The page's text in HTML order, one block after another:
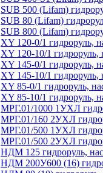
SUB 500 (Lifam)
SUB 80 (Lifam)
SUB 800 (Lifam)
XY 120-0/1 гидроруль,
XY 120-10/1 гидроруль,
XY 145-0/1 гидроруль,
XY 145-10/1 гидроруль,
XY 85-0/1 гидроруль,
XY 85-10/1 гидроруль,
МРГ.01/1000 1УХЛ
МРГ.01/160 2УХЛ
МРГ.01/500 1УХЛ
МРГ.01/500 2УХЛ
НДМ 125 гидроруль,
НДМ 200У600 (16)